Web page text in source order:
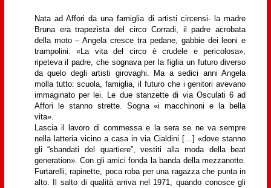
Nata ad Affori da una famiglia di artisti circensi- la madre
Bruna era trapezista del circo Corradi, il padre acrobata
della moto – Angela cresce tra pedane, gabbie dei leoni e
trampolini. «La vita del circo è crudele e pericolosa»,
ripeteva il padre, che sognava per la figlia un futuro diverso
da quelo degli artisti girovaghi. Ma a sedici anni Angela
molla tutto: scuola, famiglia, il futuro che i genitori avevano
immaginato per lei. Le due stanzette di via Osculati 6 ad
Affori le stanno strette. Sogna «i macchinoni e la bella
vita».
Lascia il lavoro di commessa e la sera se ne va sempre
nella latteria vicino a casa in via Cialdini […] «dove stanno
gli “sbandati del quartiere”, vestiti alla moda della beat
generation». Con gli amici fonda la banda della mezzanotte.
Furtarelli, rapinette, poca roba per una ragazza che punta in
alto. Il salto di qualità arriva nel 1971, quando conosce gli